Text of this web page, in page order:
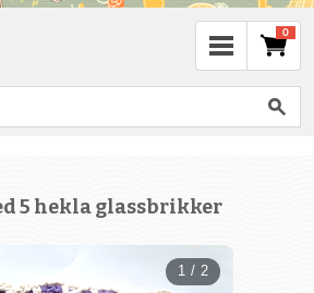
0
5 hekla glassbrikker
1 / 2